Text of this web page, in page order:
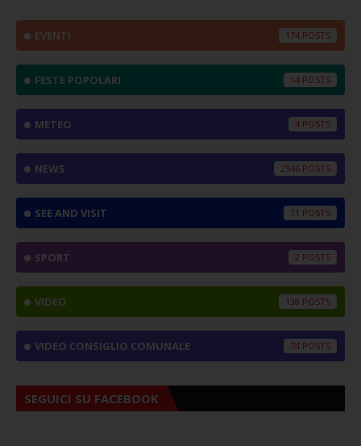
EVENTI 174
FESTE POPOLARI 14
METEO 4
NEWS 2546
SEE AND VISIT 11
SPORT 2
VIDEO 138
VIDEO CONSIGLIO COMUNALE 74
SEGUICI SU FACEBOOK